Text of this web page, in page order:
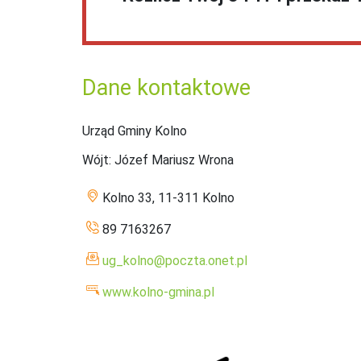
Dane kontaktowe
Urząd Gminy Kolno
Wójt: Józef Mariusz Wrona
Kolno 33, 11-311 Kolno
89 7163267
ug_kolno@poczta.onet.pl
www.kolno-gmina.pl